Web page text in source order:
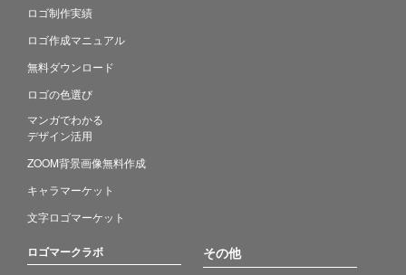
ロゴ制作実績
ロゴ作成マニュアル
無料ダウンロード
ロゴの色選び
マンガでわかる
デザイン活用
ZOOM背景画像無料作成
キャラマーケット
文字ロゴマーケット
ロゴマークラボ その他